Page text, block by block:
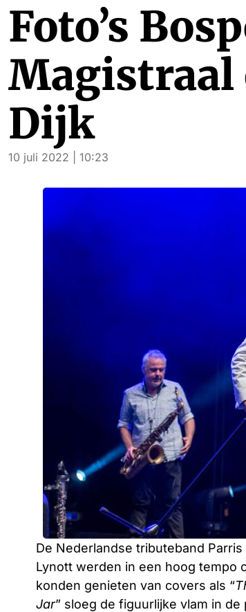
Foto’s
Magistraal
Dijk
10 juli 2022 | 10:23
De Nederlandse tributeband
Lynott werden in een hoog tempo
konden genieten van covers als “
Jar” sloeg de figuurlijke vlam in